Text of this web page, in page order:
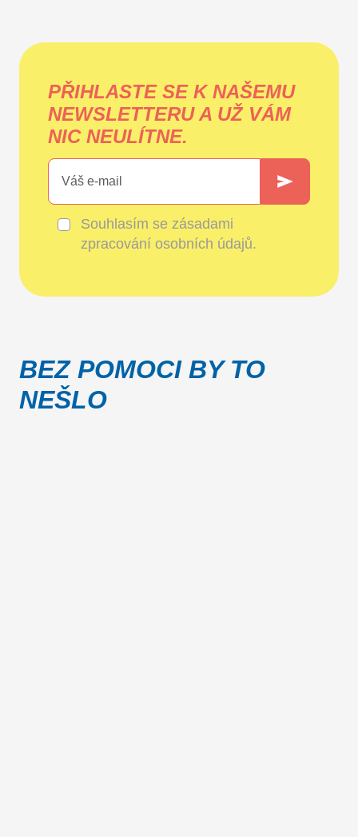
PŘIHLASTE SE K NAŠEMU
NEWSLETTERU A UŽ VÁM
NIC NEULÍTNE.
Souhlasím se zásadami
zpracování osobních údajů.
BEZ POMOCI BY TO
NEŠLO